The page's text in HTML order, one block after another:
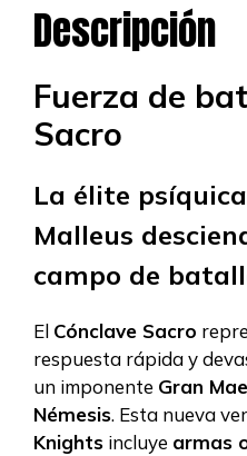
Descripción
Fuerza de
Sacro
La élite
Malleus
campo de
El Cónclave Sacro
respuesta rápida y
un imponente Gran
Némesis. Esta nueva
Knights incluye armas